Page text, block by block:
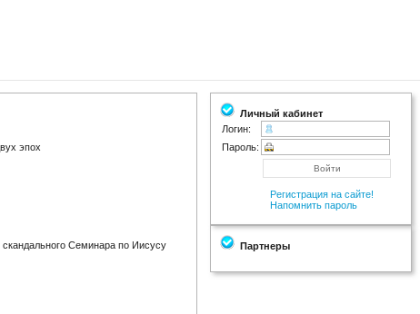
эпох
Семинара по Иисусу
Личный кабинет
Логин:
Пароль:
Регистрация на сайте!
Напомнить пароль
Партнеры